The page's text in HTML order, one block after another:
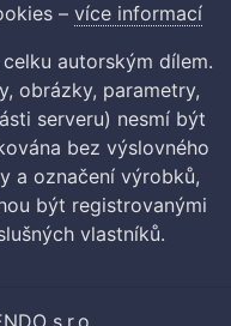
– více informací
autorským dílem.
obrázky, parametry,
serveru) nesmí být
bez výslovného
a označení výrobků,
být registrovanými
vlastníků.